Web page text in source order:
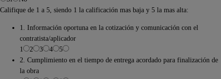
Califique de 1 a 5, siendo 1 la calificación mas baja y 5 la mas alta:
1. Información oportuna en la cotización y comunicación con el
contratista/aplicador
1
2 3 4
5
2. Cumplimiento en el tiempo de entrega acordado para finalización de
la obra